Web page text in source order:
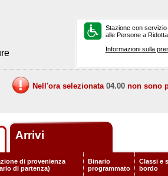
Stazione con
alle Persone a
Informazioni sulla
Nell'ora selezionata 04.00 non sono
Arrivi
di provenienza
di partenza)
Binario
programmato
Classi e
bordo